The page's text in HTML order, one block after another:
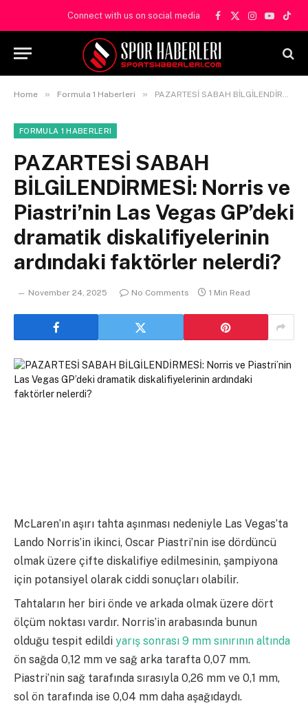
Connect with us on social media
Facebook
X
Instagram
YouTube
Home » Formula 1 Haberleri » PAZARTESİ SABAH BİLGİLENDİRMESİ: Norris ve Piastri’nin Las Vegas GP’deki dramatik diskalifiyelerinin ardındaki faktörler nelerdi?
FORMULA 1 HABERLERI
PAZARTESİ SABAH
BİLGİLENDİRMESİ: Norris ve
Piastri’nin Las Vegas GP’deki
dramatik diskalifiyelerinin
ardındaki faktörler nelerdi?
November 24, 2025 No Comments 1 Min Read
McLaren’ın aşırı tahta aşınması nedeniyle Las Vegas’ta
Lando Norris’in ikinci, Oscar Piastri’nin ise dördüncü
olmak üzere çifte diskalifiye edilmesinin, şampiyona
için potansiyel olarak ciddi sonuçları olabilir.
Tahtaların her biri önde ve arkada olmak üzere dört
ölçüm noktası vardır. Norris’in arabasında bunun
olduğu tespit edildi yarış sonrası 9 mm sınırının altında
ön sağda 0,12 mm ve sağ arka tarafta 0,07 mm.
Piastri’nin sağ tarafında sırasıyla 0,26 mm ve 0,1 mm,
sol ön tarafında ise 0,04 mm daha aşağıdaydı.